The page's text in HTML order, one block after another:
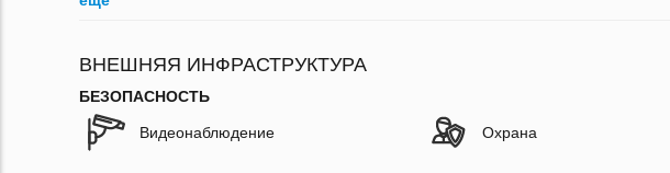
ВНЕШНЯЯ ИНФРАСТРУКТУРА
БЕЗОПАСНОСТЬ
Видеонаблюдение Охрана